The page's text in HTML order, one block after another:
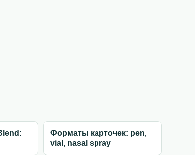
Форматы карточек: pen,
vial, nasal spray